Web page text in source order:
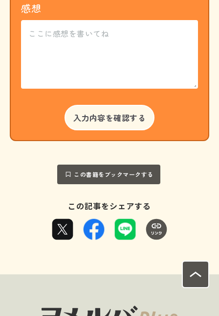
感想
この書籍をブックマークする
この記事をシェアする